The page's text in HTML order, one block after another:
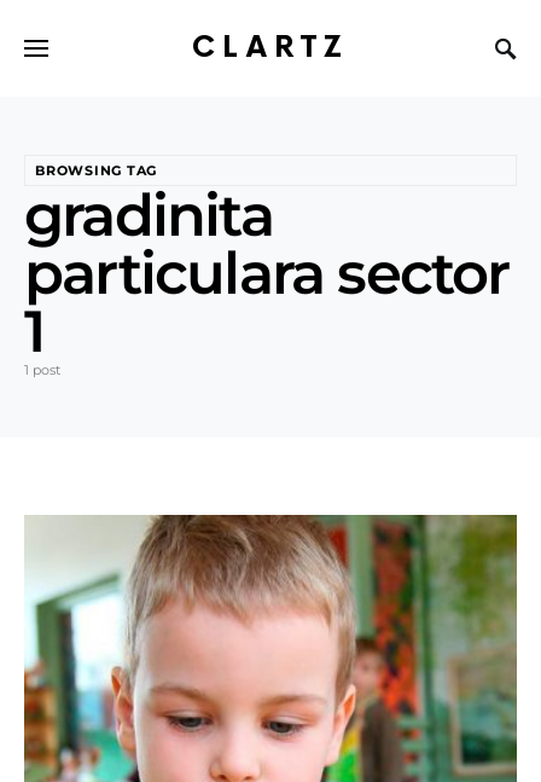
CLARTZ
BROWSING TAG
gradinita
particulara sector
1
1 post